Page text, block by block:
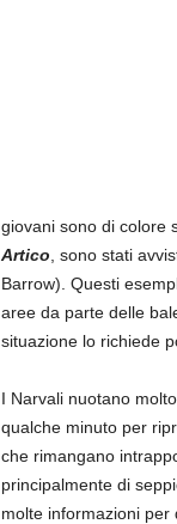
giovani sono di colore
Artico , sono stati
Barrow). Questi
aree da parte delle
situazione lo richiede
I Narvali nuotano
qualche minuto per
che rimangano
principalmente di
molte informazioni per